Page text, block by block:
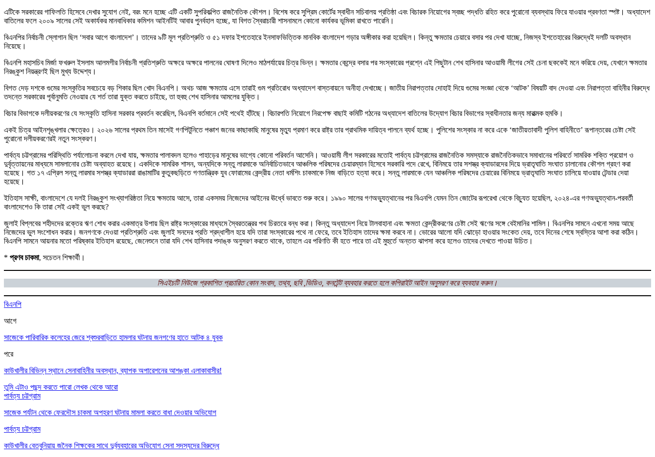
এটিকে সরকারের গাফিলতি হিসেবে দেখার সুযোগ নেই, বরং মনে হচ্ছে এটি একটি সুপরিকল্পিত রাজনৈতিক কৌশল। বিশেষ করে সুপ্রিম কোর্টের স্বাধীন সচিবালয় প্রতিষ্ঠা এবং বিচারক নিয়োগের স্বচ্ছ পদ্ধতি রহিত করে পুরোনো ব্যবস্থায় ফিরে যাওয়ার প্রবণতা স্পষ্ট। অধ্যাদেশ
বাতিলের ফলে ২০০৯ সালের সেই অকার্যকর মানবাধিকার কমিশন আইনটিই আবার পুনর্বহাল হচ্ছে, যা বিগত স্বৈরাচারী শাসনামলে কোনো কার্যকর ভূমিকা রাখতে পারেনি।
বিএনপির নির্বাচনী স্লোগান ছিল ‘সবার আগে বাংলাদেশ’। তাদের ৯টি মূল প্রতিশ্রুতি ও ৫১ দফার ইশতেহারে ইনসাফভিত্তিক মানবিক বাংলাদেশ গড়ার অঙ্গীকার করা হয়েছিল। কিন্তু ক্ষমতার চেয়ারে বসার পর দেখা যাচ্ছে, নিজস্ব ইশতেহারের বিরুদ্ধেই দলটি অবস্থান
নিয়েছে।
বিএনপি মহাসচিব মির্জা ফখরুল ইসলাম আলমগীর নির্বাচনী প্রতিশ্রুতি অক্ষরে অক্ষরে পালনের ঘোষণা দিলেও মাঠপর্যায়ের চিত্র ভিন্ন। ক্ষমতার কেন্দ্রে বসার পর সংস্কারের প্রশ্নে এই পিছুটান শেখ হাসিনার আওয়ামী লীগের সেই চেনা ছককেই মনে করিয়ে দেয়, যেখানে ক্ষমতার
নিরঙ্কুশ নিয়ন্ত্রণই ছিল মুখ্য উদ্দেশ্য।
বিগত দেড় দশকে গুমের সংস্কৃতির সবচেয়ে বড় শিকার ছিল খোদ বিএনপি। অথচ আজ ক্ষমতায় এসে তারাই গুম প্রতিরোধ অধ্যাদেশ বাস্তবায়নে অনীহা দেখাচ্ছে। জাতীয় নিরাপত্তার দোহাই দিয়ে গুমের সংজ্ঞা থেকে ‘আটক’ বিষয়টি বাদ দেওয়া এবং নিরাপত্তা বাহিনীর বিরুদ্ধে
তদন্তে সরকারের পূর্বানুমতি নেওয়ার যে শর্ত তারা যুক্ত করতে চাইছে, তা হুবহু শেখ হাসিনার আমলের যুক্তি।
বিচার বিভাগকে দলীয়করণের যে সংস্কৃতি হাসিনা সরকার প্রবর্তন করেছিল, বিএনপি বর্তমানে সেই পথেই হাঁটছে। বিচারপতি নিয়োগে নিরপেক্ষ বাছাই কমিটি গঠনের অধ্যাদেশ বাতিলের উদ্যোগ বিচার বিভাগের স্বাধীনতার জন্য মারাত্মক হুমকি।
একই চিত্র আইনশৃঙ্খলার ক্ষেত্রেও। ২০২৬ সালের প্রথম তিন মাসেই গণপিটুনিতে পঞ্চাশ জনের কাছাকাছি মানুষের মৃত্যু প্রমাণ করে রাষ্ট্র তার প্রাথমিক দায়িত্ব পালনে ব্যর্থ হচ্ছে। পুলিশের সংস্কার না করে একে ‘জাতীয়তাবাদী পুলিশ বাহিনীতে’ রূপান্তরের চেষ্টা সেই
পুরোনো দলীয়করণেরই নতুন সংস্করণ।
পার্বত্য চট্টগ্রামের পরিস্থিতি পর্যালোচনা করলে দেখা যায়, ক্ষমতার পালাবদল হলেও পাহাড়ের মানুষের ভাগ্যে কোনো পরিবর্তন আসেনি। আওয়ামী লীগ সরকারের মতোই পার্বত্য চট্টগ্রামের রাজনৈতিক সমস্যাকে রাজনৈতিকভাবে সমাধানের পরিবর্তে সামরিক শক্তি প্রয়োগ ও
দুর্বৃত্তায়নের মাধ্যমে সামলানোর চেষ্টা অব্যাহত রয়েছে। একদিকে সামরিক শাসন, অন্যদিকে সন্তু লারমাকে অনির্বাচিতভাবে আঞ্চলিক পরিষদের চেয়ারম্যান হিসেবে সরকারি পদে রেখে, বিনিময়ে তার সশস্ত্র ক্যাডারদের দিয়ে ভ্রাতৃঘাতি সংঘাত চালানোর কৌশল গ্রহণ করা
হয়েছে। গত ১৭ এপ্রিল সন্তু লারমার সশস্ত্র ক্যাডাররা রাঙামাটির কুতুকছড়িতে গণতান্ত্রিক যুব ফোরামের কেন্দ্রীয় নেতা ধর্মশিং চাকমাকে নিজ বাড়িতে হত্যা করে। সন্তু লারমাকে যেন আঞ্চলিক পরিষদের চেয়ারের বিনিময়ে ভ্রাতৃঘাতি সংঘাত চালিয়ে যাওয়ার টেন্ডার দেয়া
হয়েছে।
ইতিহাস সাক্ষী, বাংলাদেশে যে দলই নিরঙ্কুশ সংখ্যাগরিষ্ঠতা নিয়ে ক্ষমতায় আসে, তারা একসময় নিজেদের আইনের ঊর্ধ্বে ভাবতে শুরু করে। ১৯৯০ সালের গণঅভ্যুত্থানের পর বিএনপি যেমন তিন জোটের রূপরেখা থেকে বিচ্যুত হয়েছিল, ২০২৪-এর গণঅভ্যুত্থান-পরবর্তী
বাংলাদেশেও কি তারা সেই একই ভুল করছে?
জুলাই বিপ্লবের শহীদদের রক্তের ঋণ শোধ করার একমাত্র উপায় ছিল রাষ্ট্র সংস্কারের মাধ্যমে স্বৈরতন্ত্রের পথ চিরতরে বন্ধ করা। কিন্তু অধ্যাদেশ নিয়ে টালবাহানা এবং ক্ষমতা কেন্দ্রীকরণের চেষ্টা সেই ঋণের সঙ্গে বেইমানির শামিল। বিএনপির সামনে এখনো সময় আছে
নিজেদের ভুল সংশোধন করার। জনগণকে দেওয়া প্রতিশ্রুতি এবং জুলাই সনদের প্রতি শ্রদ্ধাশীল হয়ে যদি তারা সংস্কারের পথে না ফেরে, তবে ইতিহাস তাদের ক্ষমা করবে না। ভোরের আলো যদি ঝোড়ো হাওয়ার সংকেত দেয়, তবে দিনের শেষে স্বস্তির আশা করা কঠিন।
বিএনপি সামনে আয়নার মতো পরিষ্কার ইতিহাস রয়েছে, জেনেশুনে তারা যদি শেখ হাসিনার পদাঙ্ক অনুসরণ করতে থাকে, তাহলে এর পরিণতি কী হতে পারে তা এই মুহুর্তে অন্তত ঝাপসা করে হলেও তাদের দেখতে পাওয়া উচিত।
* প্রণব চাকমা, সচেতন শিক্ষার্থী।
সিএইচটি নিউজে প্রকাশিত প্রচারিত কোন সংবাদ, তথ্য, ছবি ,ভিডিও, কনটেন্ট ব্যবহার করতে হলে কপিরাইট আইন অনুসরণ করে ব্যবহার করুন।
বিএনপি
আগে
সাজেকে পারিবারিক কলেহের জেরে শ্বশুরবাড়িতে হামলার ঘটনায় জনগণের হাতে আটক ৪ যুবক
পরে
কাউখালীর বিভিন্ন স্থানে সেনাবাহিনীর অবস্থান, ব্যাপক অপারেশনের আশঙ্কা এলাকাবাসীর!
তুমি এটাও পছন্দ করতে পারো লেখক থেকে আরো
পার্বত্য চট্টগ্রাম
সাজেক পর্যটন থেকে ফেরদৌস চাকমা অপহরণ ঘটনায় মামলা করতে বাধা দেওয়ার অভিযোগ
পার্বত্য চট্টগ্রাম
কাউখালীর বেতবুনিয়ায় জনৈক শিক্ষকের সাথে দুর্ব্যবহারের অভিযোগ সেনা সদস্যদের বিরুদ্ধে